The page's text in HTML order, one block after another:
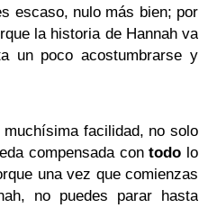
escaso, nulo más bien; por
la historia de Hannah va
un poco acostumbrarse y
facilidad, no solo
compensada contodo lo
una vez que comienzas
no puedes parar hasta